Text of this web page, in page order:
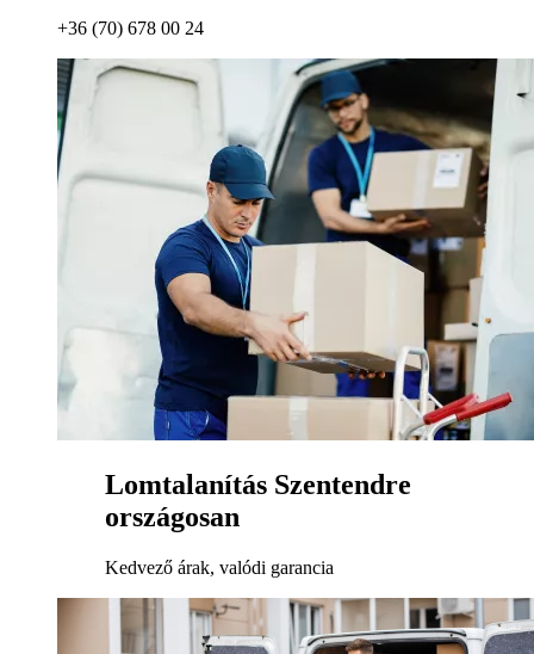
+36 (70) 678 00 24
Lomtalanítás Szentendre
országosan
Kedvező árak, valódi garancia